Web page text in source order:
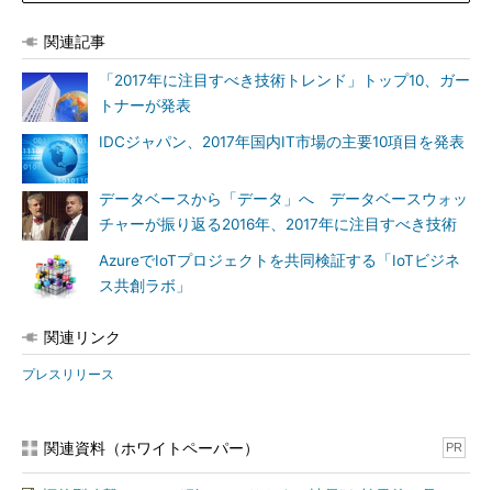
答した企業の割合は実に74％に上っている。
「AI、IoT、ビッグデータ、アナリティクスなど、“人”を中心に
考えてデザインされたテクノロジーは、企業に利益をもたらす。
先進的な企業は、既にこうしたテクノロジーによって、製品やサ
ービスを単に提供する事業だけではなく、企業のパートナーへと
進化しつつある。今後3年間で、従業員や顧客を含めた“人”との
関係性をより深化させることに注力する動きは一層加速するだろ
う」（アクセンチュア）
関連記事
「2017年に注目すべき技術トレンド」トップ10、ガー
トナーが発表
IDCジャパン、2017年国内IT市場の主要10項目を発表
データベースから「データ」へ データベースウォッ
チャーが振り返る2016年、2017年に注目すべき技術
AzureでIoTプロジェクトを共同検証する「IoTビジネ
ス共創ラボ」
関連リンク
プレスリリース
関連資料（ホワイトペーパー） PR